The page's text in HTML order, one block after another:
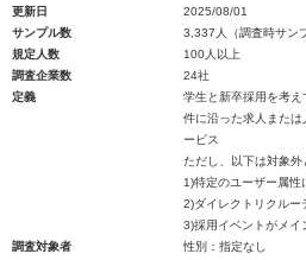
更新日
2025/08/01
サンプル数
3,337人（調査時サン
規定人数
100人以上
調査企業数
24社
定義
学生と新卒採用を考
件に沿った求人また
ービス
ただし、以下は対象外
1)特定のユーザー属
2)ダイレクトリクルー
3)採用イベントがメイ
調査対象者
性別：指定なし